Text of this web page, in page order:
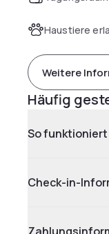
Haustiere
Weitere
Häufig
So funktioniert
Check-in-